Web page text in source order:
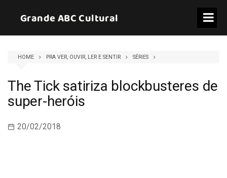
content
Grande ABC Cultural
HOME PRA VER, OUVIR, LER E SENTIR SÉRIES
The Tick satiriza blockbusteres de
super-heróis
20/02/2018